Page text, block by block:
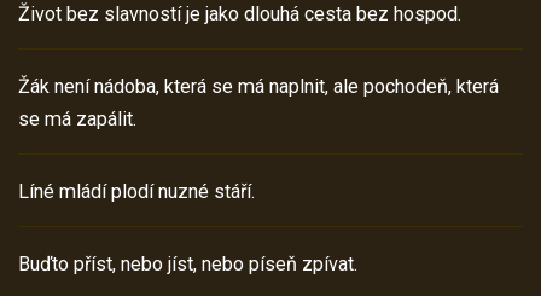
Život bez slavností je jako dlouhá cesta bez hospod.
Žák není nádoba, která se má naplnit, ale pochodeň, která
se má zapálit.
Líné mládí plodí nuzné stáří.
Buďto příst, nebo jíst, nebo píseň zpívat.